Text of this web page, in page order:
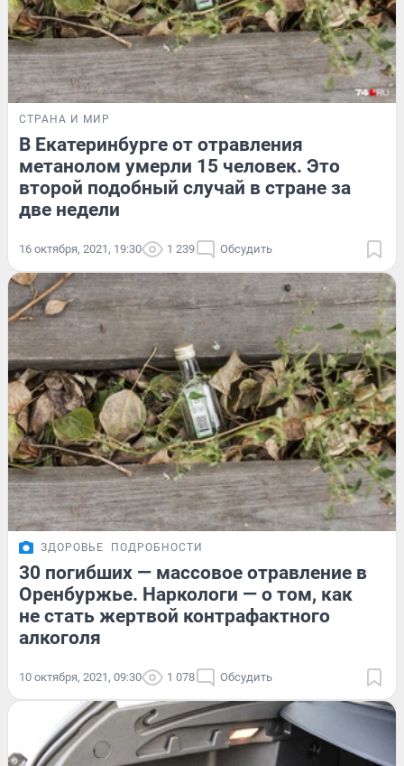
СТРАНА И МИР
В Екатеринбурге от отравления
метанолом умерли 15 человек. Это
второй подобный случай в стране за
две недели
16 октября, 2021, 19:30 1 239 Обсудить
ЗДОРОВЬЕ ПОДРОБНОСТИ
30 погибших — массовое отравление в
Оренбуржье. Наркологи — о том, как
не стать жертвой контрафактного
алкоголя
10 октября, 2021, 09:30 1 078 Обсудить